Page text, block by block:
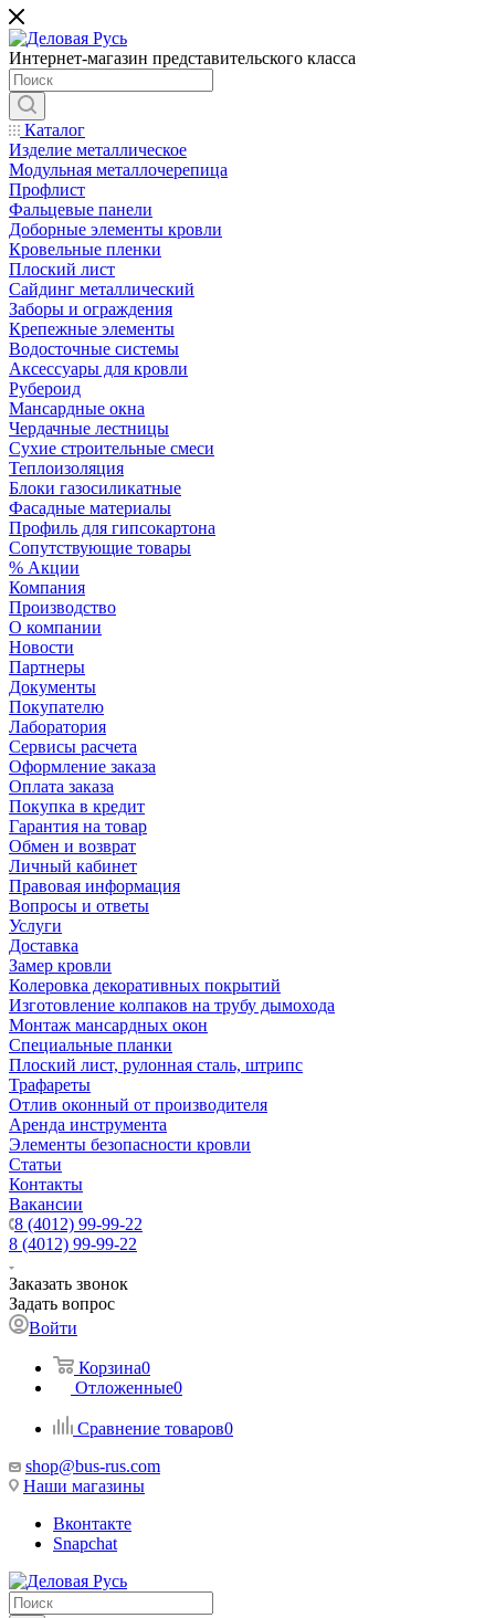
Интернет-магазин представительского класса
Каталог
Изделие металлическое
Модульная металлочерепица
Профлист
Фальцевые панели
Доборные элементы кровли
Кровельные пленки
Плоский лист
Сайдинг металлический
Заборы и ограждения
Крепежные элементы
Водосточные системы
Аксессуары для кровли
Рубероид
Мансардные окна
Чердачные лестницы
Сухие строительные смеси
Теплоизоляция
Блоки газосиликатные
Фасадные материалы
Профиль для гипсокартона
Сопутствующие товары
% Акции
Компания
Производство
О компании
Новости
Партнеры
Документы
Покупателю
Лаборатория
Сервисы расчета
Оформление заказа
Оплата заказа
Покупка в кредит
Гарантия на товар
Обмен и возврат
Личный кабинет
Правовая информация
Вопросы и ответы
Услуги
Доставка
Замер кровли
Колеровка декоративных покрытий
Изготовление колпаков на трубу дымохода
Монтаж мансардных окон
Специальные планки
Плоский лист, рулонная сталь, штрипс
Трафареты
Отлив оконный от производителя
Аренда инструмента
Элементы безопасности кровли
Статьи
Контакты
Вакансии
8 (4012) 99-99-22
8 (4012) 99-99-22
Заказать звонок
Задать вопрос
Войти
Корзина0
Отложенные0
Сравнение товаров0
shop@bus-rus.com
Наши магазины
Вконтакте
Snapchat